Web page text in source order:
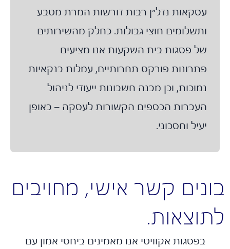
עסקאות נדל״ן רבות דורשות המרת מטבע
ותשלומים חוצי גבולות. כחלק מהשירותים
של פסגות בית השקעות אנו מציעים
פתרונות פורקס תחרותיים, עמלות בנקאיות
נמוכות, וכן מבנה חשבונות ייעודי לניהול
העברות הכספים הקשורות לעסקה – באופן
יעיל וחסכוני.
קשר אישי, מחויבים
בפסגות אקוויטי אנו מאמינים ביחסי אמון עם